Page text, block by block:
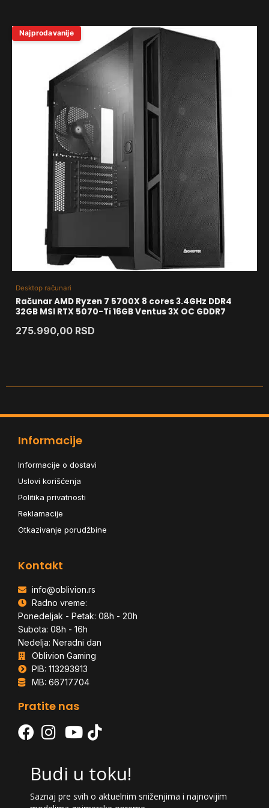
Najprodavanije
Desktop računari
Računar AMD Ryzen 7 5700X 8 cores 3.4GHz DDR4
32GB MSI RTX 5070-Ti 16GB Ventus 3X OC GDDR7
275.990,00 RSD
Informacije
Informacije o dostavi
Uslovi korišćenja
Politika privatnosti
Reklamacije
Otkazivanje porudžbine
Kontakt
info@oblivion.rs
Radno vreme:
Ponedeljak - Petak: 08h - 20h
Subota: 08h - 16h
Nedelja: Neradni dan
Oblivion Gaming
PIB: 113293913
MB: 66717704
Pratite nas
Budi u toku!
Saznaj pre svih o aktuelnim sniženjima i najnovijim